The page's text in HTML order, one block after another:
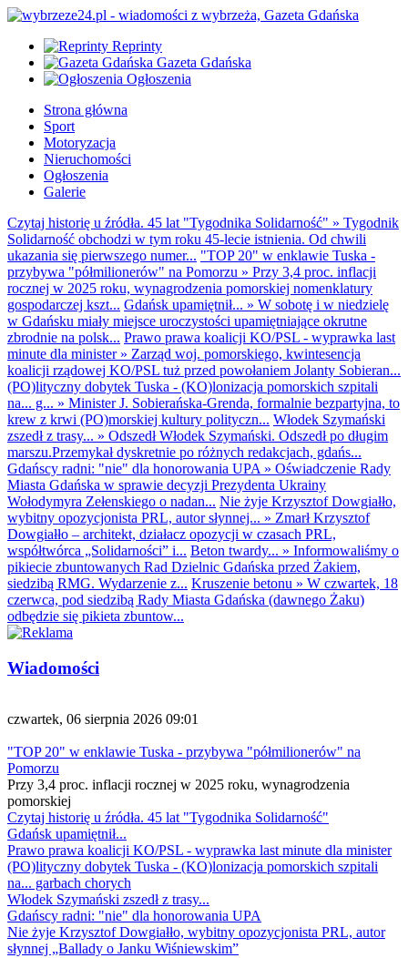
Reprinty
Gazeta Gdańska
Ogłoszenia
Strona główna
Sport
Motoryzacja
Nieruchomości
Ogłoszenia
Galerie
Czytaj historię u źródła. 45 lat "Tygodnika Solidarność" » Tygodnik
Solidarność obchodzi w tym roku 45-lecie istnienia. Od chwili
ukazania się pierwszego numer... "TOP 20" w enklawie Tuska -
przybywa "półmilionerów" na Pomorzu » Przy 3,4 proc. inflacji
rocznej w 2025 roku, wynagrodzenia pomorskiej nomenklatury
gospodarczej kszt... Gdańsk upamiętnił... » W sobotę i w niedzielę
w Gdańsku miały miejsce uroczystości upamiętniające okrutne
zbrodnie na polsk... Prawo prawa koalicji KO/PSL - wyprawka last
minute dla minister» Zarząd woj. pomorskiego, kwintesencja
koalicji rządowej KO/PSL tuż przed powołaniem Jolanty Sobieran...
(PO)lityczny dobytek Tuska - (KO)lonizacja pomorskich szpitali
na... g... » Minister J. Sobierańska-Grenda, formalnie bezpartyjna, to
krew z krwi (PO)morskiej kultury polityczn... Włodek Szymański
zszedł z trasy... » Odszedł Włodek Szymański. Odszedł po długim
marszu.Przemykał dyskretnie po różnych redakcjach, gdańs...
Gdańscy radni: "nie" dla honorowania UPA » Oświadczenie Rady
Miasta Gdańska w sprawie decyzji Prezydenta Ukrainy
Wołodymyra Zełenskiego o nadan... Nie żyje Krzysztof Dowgiałło,
wybitny opozycjonista PRL, autor słynnej... » Zmarł Krzysztof
Dowgiałło – architekt, działacz opozycji w czasach PRL,
współtwórca „Solidarności” i... Beton twardy... » Informowaliśmy o
pikiecie zbuntowanych Rad Dzielnic Gdańska przed Żakiem,
siedzibą RMG. Wydarzenie z... Kruszenie betonu » W czwartek, 18
czerwca, pod siedzibą Rady Miasta Gdańska (dawnego Żaku)
odbędzie się pikieta zbuntow...
Wiadomości
czwartek, 06 sierpnia 2026 09:01
"TOP 20" w enklawie Tuska - przybywa "półmilionerów" na
Pomorzu
Przy 3,4 proc. inflacji rocznej w 2025 roku, wynagrodzenia
pomorskiej
Czytaj historię u źródła. 45 lat "Tygodnika Solidarność"
Gdańsk upamiętnił...
Prawo prawa koalicji KO/PSL - wyprawka last minute dla minister
(PO)lityczny dobytek Tuska - (KO)lonizacja pomorskich szpitali
na... garbach chorych
Włodek Szymański zszedł z trasy...
Gdańscy radni: "nie" dla honorowania UPA
Nie żyje Krzysztof Dowgiałło, wybitny opozycjonista PRL, autor
słynnej „Ballady o Janku Wiśniewskim”